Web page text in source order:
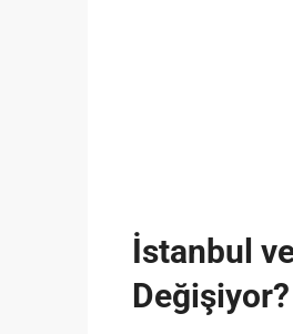
İstanbul
Değişiyor?